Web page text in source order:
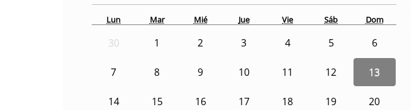
Lun Mar Mié Jue Vie Sáb Dom
30 1 2 3 4 5 6
7 8 9 10 11 12 13
14 15 16 17 18 19 20